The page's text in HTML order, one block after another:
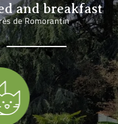
and breakfast
de Romorantin